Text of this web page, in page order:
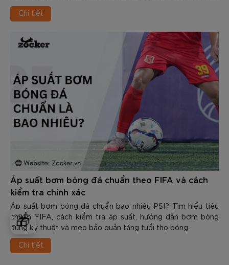
🎁
mưa.
Chi tiết
Áp suất bơm bóng đá chuẩn theo FIFA và cách
kiểm tra chính xác
Áp suất bơm bóng đá chuẩn bao nhiêu PSI? Tìm hiểu tiêu
chuẩn FIFA, cách kiểm tra áp suất, hướng dẫn bơm bóng
đúng kỹ thuật và mẹo bảo quản tăng tuổi thọ bóng.
Chi tiết